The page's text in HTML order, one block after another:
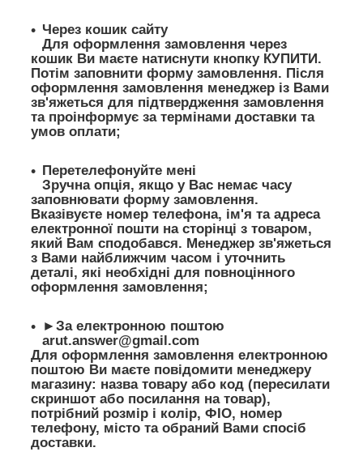
Через кошик сайту
Для оформлення замовлення через
кошик Ви маєте натиснути кнопку КУПИТИ.
Потім заповнити форму замовлення. Після
оформлення замовлення менеджер із Вами
зв'яжеться для підтвердження замовлення
та проінформує за термінами доставки та
умов оплати;
Перетелефонуйте мені
Зручна опція, якщо у Вас немає часу
заповнювати форму замовлення.
Вказівуєте номер телефона, ім'я та адреса
електронної пошти на сторінці з товаром,
який Вам сподобався. Менеджер зв'яжеться
з Вами найближчим часом і уточнить
деталі, які необхідні для повноцінного
оформлення замовлення;
►За електронною поштою
arut.answer@gmail.com
Для оформлення замовлення електронною
поштою Ви маєте повідомити менеджеру
магазину: назва товару або код (пересилати
скриншот або посилання на товар),
потрібний розмір і колір, ФІО, номер
телефону, місто та обраний Вами спосіб
доставки.